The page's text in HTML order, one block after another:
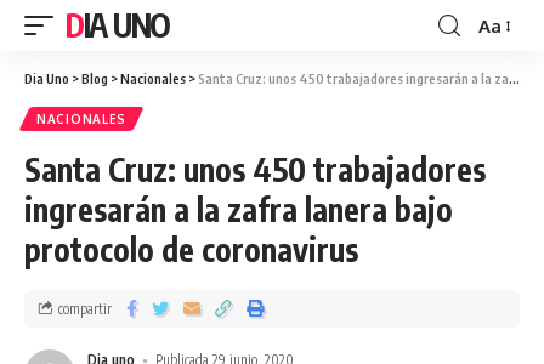
DIA UNO Aa
Dia Uno >Blog >Nacionales >Santa Cruz: unos 450 trabajadores ingresarán a la zafra lanera bajo protocolo de coronavirus
NACIONALES
Santa Cruz: unos 450 trabajadores
ingresarán a la zafra lanera bajo
protocolo de coronavirus
Dia uno Publicada 29 junio, 2020
compartir